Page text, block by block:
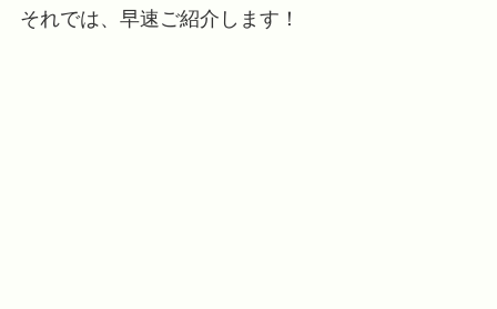
それでは、早速ご紹介します！